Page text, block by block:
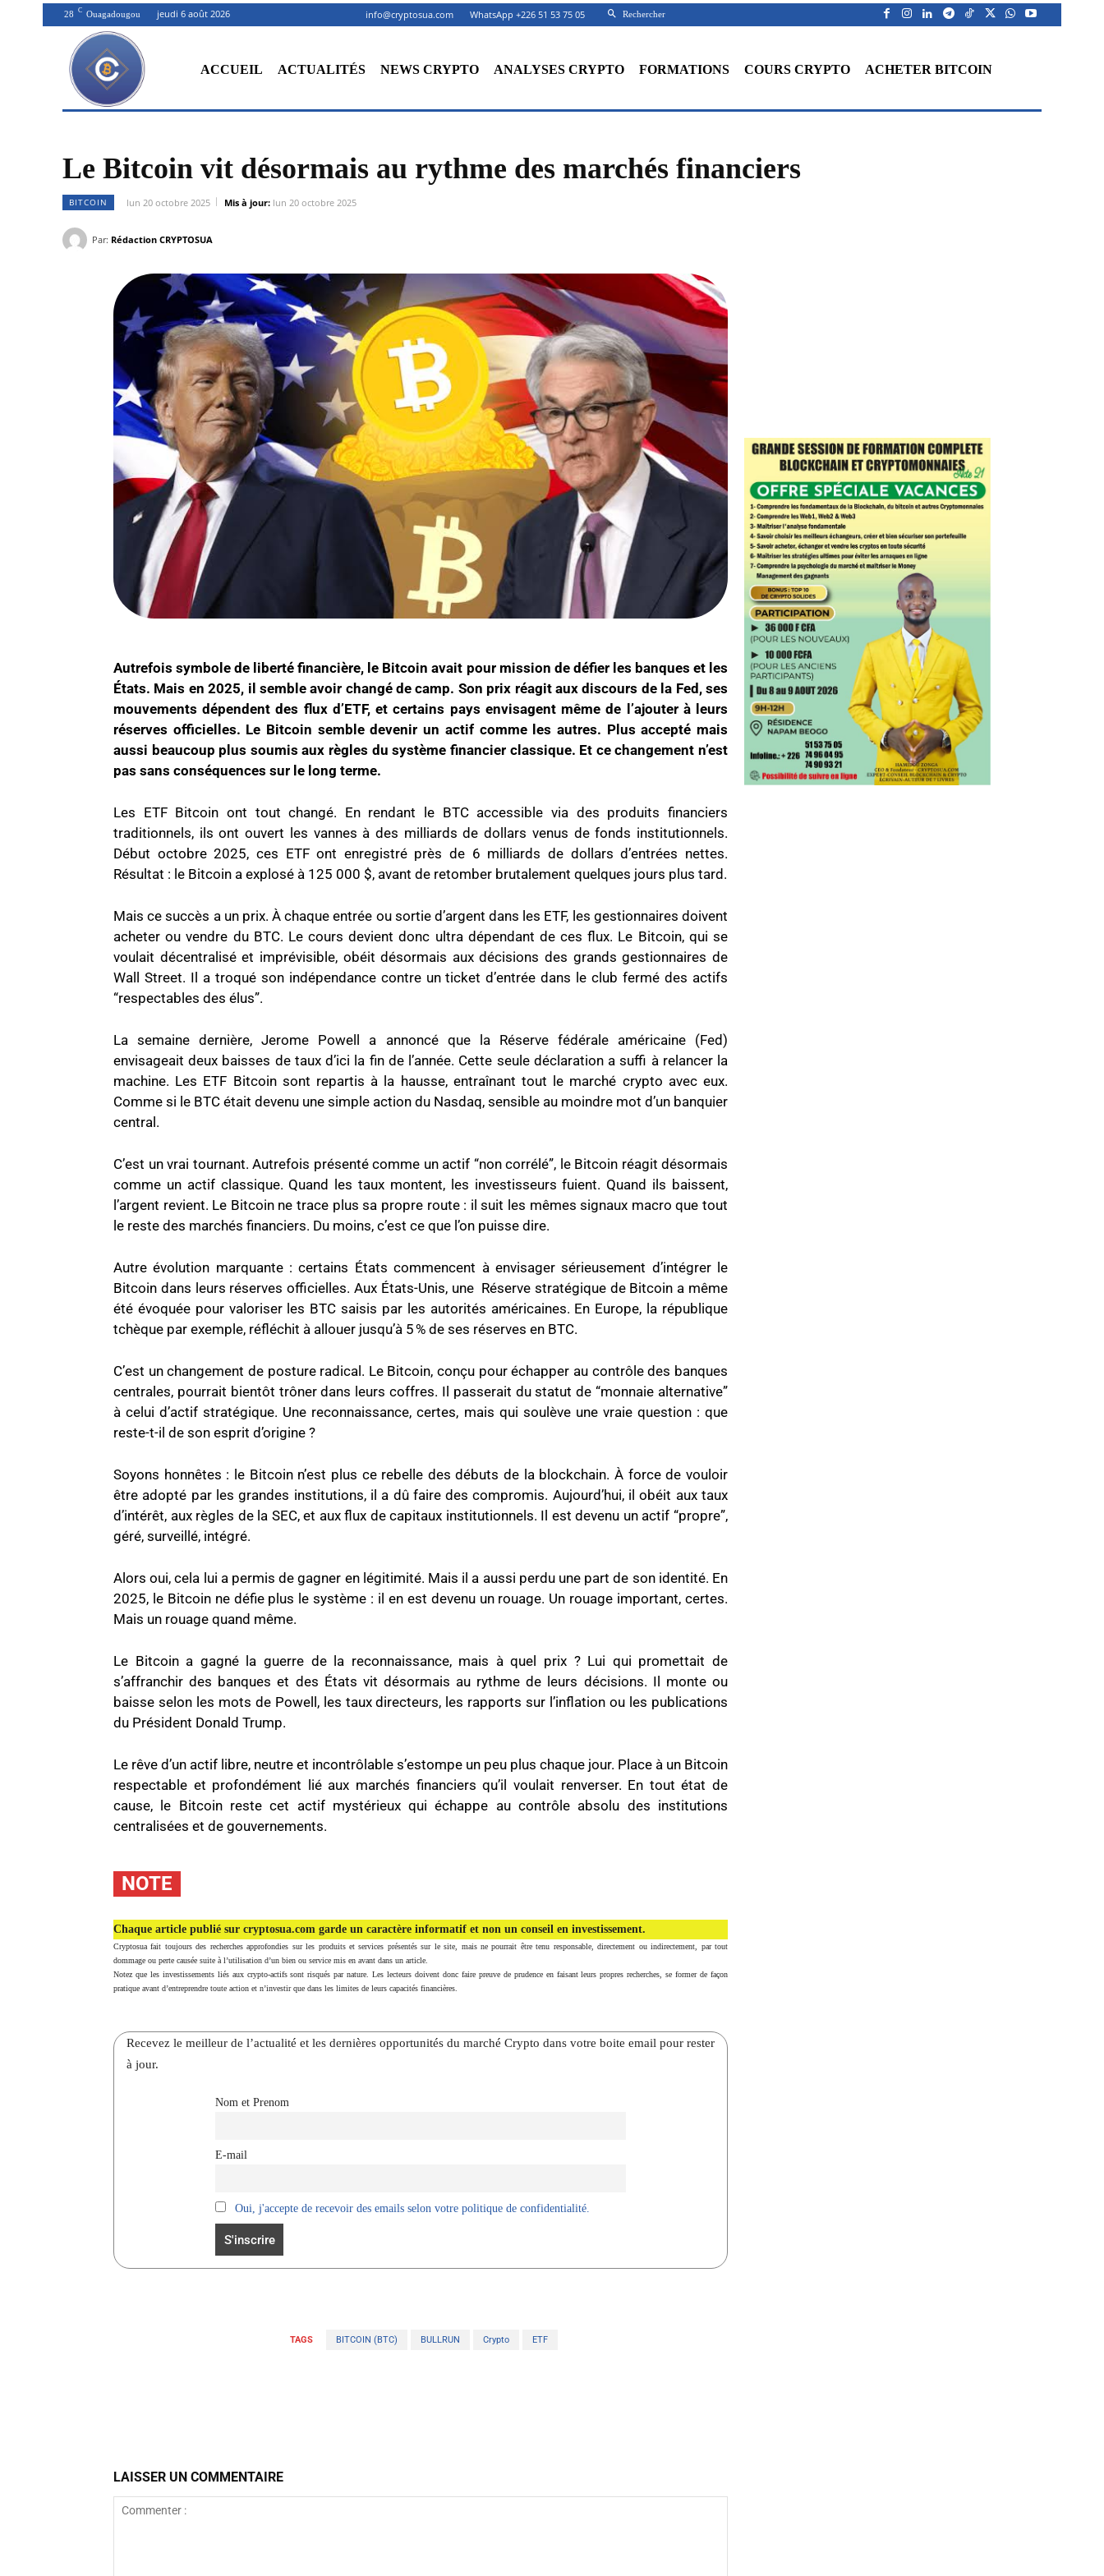
28 C Ouagadougou jeudi 6 août 2026 info@cryptosua.com WhatsApp +226 51 53 75 05 Rechercher
ACCUEIL ACTUALITÉS NEWS CRYPTO ANALYSES CRYPTO FORMATIONS COURS CRYPTO ACHETER BITCOIN
Le Bitcoin vit désormais au rythme des marchés financiers
BITCOIN lun 20 octobre 2025 Mis à jour: lun 20 octobre 2025
Par: Rédaction CRYPTOSUA
Autrefois symbole de liberté financière, le Bitcoin avait pour mission de défier les banques et les
États. Mais en 2025, il semble avoir changé de camp. Son prix réagit aux discours de la Fed, ses
mouvements dépendent des flux d’ETF, et certains pays envisagent même de l’ajouter à leurs
réserves officielles. Le Bitcoin semble devenir un actif comme les autres. Plus accepté mais
aussi beaucoup plus soumis aux règles du système financier classique. Et ce changement n’est
pas sans conséquences sur le long terme.
Les ETF Bitcoin ont tout changé. En rendant le BTC accessible via des produits financiers
traditionnels, ils ont ouvert les vannes à des milliards de dollars venus de fonds institutionnels.
Début octobre 2025, ces ETF ont enregistré près de 6 milliards de dollars d’entrées nettes.
Résultat : le Bitcoin a explosé à 125 000 $, avant de retomber brutalement quelques jours plus tard.
Mais ce succès a un prix. À chaque entrée ou sortie d’argent dans les ETF, les gestionnaires doivent
acheter ou vendre du BTC. Le cours devient donc ultra dépendant de ces flux. Le Bitcoin, qui se
voulait décentralisé et imprévisible, obéit désormais aux décisions des grands gestionnaires de
Wall Street. Il a troqué son indépendance contre un ticket d’entrée dans le club fermé des actifs
“respectables des élus”.
La semaine dernière, Jerome Powell a annoncé que la Réserve fédérale américaine (Fed)
envisageait deux baisses de taux d’ici la fin de l’année. Cette seule déclaration a suffi à relancer la
machine. Les ETF Bitcoin sont repartis à la hausse, entraînant tout le marché crypto avec eux.
Comme si le BTC était devenu une simple action du Nasdaq, sensible au moindre mot d’un banquier
central.
C’est un vrai tournant. Autrefois présenté comme un actif “non corrélé”, le Bitcoin réagit désormais
comme un actif classique. Quand les taux montent, les investisseurs fuient. Quand ils baissent,
l’argent revient. Le Bitcoin ne trace plus sa propre route : il suit les mêmes signaux macro que tout
le reste des marchés financiers. Du moins, c’est ce que l’on puisse dire.
Autre évolution marquante : certains États commencent à envisager sérieusement d’intégrer le
Bitcoin dans leurs réserves officielles. Aux États-Unis, une Réserve stratégique de Bitcoin a même
été évoquée pour valoriser les BTC saisis par les autorités américaines. En Europe, la république
tchèque par exemple, réfléchit à allouer jusqu’à 5 % de ses réserves en BTC.
C’est un changement de posture radical. Le Bitcoin, conçu pour échapper au contrôle des banques
centrales, pourrait bientôt trôner dans leurs coffres. Il passerait du statut de “monnaie alternative”
à celui d’actif stratégique. Une reconnaissance, certes, mais qui soulève une vraie question : que
reste-t-il de son esprit d’origine ?
Soyons honnêtes : le Bitcoin n’est plus ce rebelle des débuts de la blockchain. À force de vouloir
être adopté par les grandes institutions, il a dû faire des compromis. Aujourd’hui, il obéit aux taux
d’intérêt, aux règles de la SEC, et aux flux de capitaux institutionnels. Il est devenu un actif “propre”,
géré, surveillé, intégré.
Alors oui, cela lui a permis de gagner en légitimité. Mais il a aussi perdu une part de son identité. En
2025, le Bitcoin ne défie plus le système : il en est devenu un rouage. Un rouage important, certes.
Mais un rouage quand même.
Le Bitcoin a gagné la guerre de la reconnaissance, mais à quel prix ? Lui qui promettait de
s’affranchir des banques et des États vit désormais au rythme de leurs décisions. Il monte ou
baisse selon les mots de Powell, les taux directeurs, les rapports sur l’inflation ou les publications
du Président Donald Trump.
Le rêve d’un actif libre, neutre et incontrôlable s’estompe un peu plus chaque jour. Place à un Bitcoin
respectable et profondément lié aux marchés financiers qu’il voulait renverser. En tout état de
cause, le Bitcoin reste cet actif mystérieux qui échappe au contrôle absolu des institutions
centralisées et de gouvernements.
NOTE
Chaque article publié sur cryptosua.com garde un caractère informatif et non un conseil en investissement.
Cryptosua fait toujours des recherches approfondies sur les produits et services présentés sur le site, mais ne pourrait être tenu responsable, directement ou indirectement, par tout
dommage ou perte causée suite à l’utilisation d’un bien ou service mis en avant dans un article.
Notez que les investissements liés aux crypto-actifs sont risqués par nature. Les lecteurs doivent donc faire preuve de prudence en faisant leurs propres recherches, se former de façon
pratique avant d’entreprendre toute action et n’investir que dans les limites de leurs capacités financières.
Recevez le meilleur de l’actualité et les dernières opportunités du marché Crypto dans votre boite email pour rester
à jour.
Nom et Prenom
E-mail
Oui, j'accepte de recevoir des emails selon votre politique de confidentialité.
TAGS BITCOIN (BTC) BULLRUN Crypto ETF
LAISSER UN COMMENTAIRE